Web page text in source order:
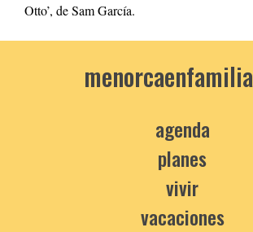
Otto’, de Sam García.
menorcaenfamilia
agenda
planes
vivir
vacaciones